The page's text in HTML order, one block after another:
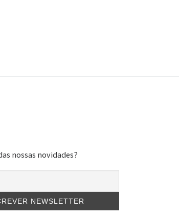
nossas novidades?